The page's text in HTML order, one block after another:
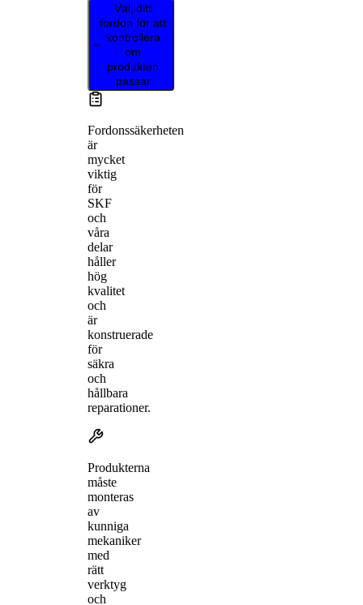
Välj ditt
fordon för att
kontrollera
om
produkten
passar
Fordonssäkerheten
är
mycket
viktig
för
SKF
och
våra
delar
håller
hög
kvalitet
och
är
konstruerade
för
säkra
och
hållbara
reparationer.
Produkterna
måste
monteras
av
kunniga
mekaniker
med
rätt
verktyg
och